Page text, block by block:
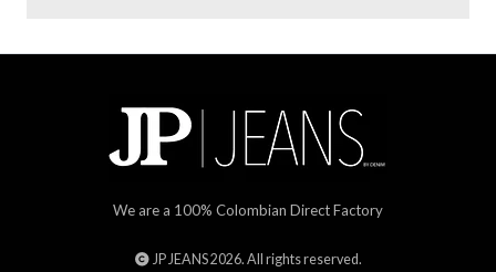
We are a 100% Colombian Direct Factory
JP JEANS 2026. All rights reserved.